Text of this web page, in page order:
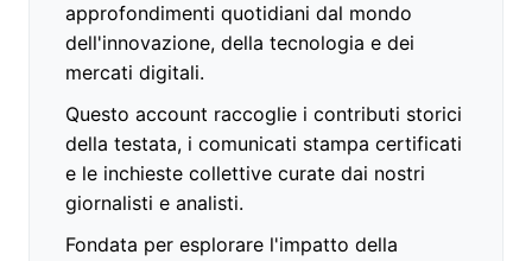
approfondimenti quotidiani dal mondo
dell'innovazione, della tecnologia e dei
mercati digitali.
Questo account raccoglie i contributi storici
della testata, i comunicati stampa certificati
e le inchieste collettive curate dai nostri
giornalisti e analisti.
Fondata per esplorare l'impatto della